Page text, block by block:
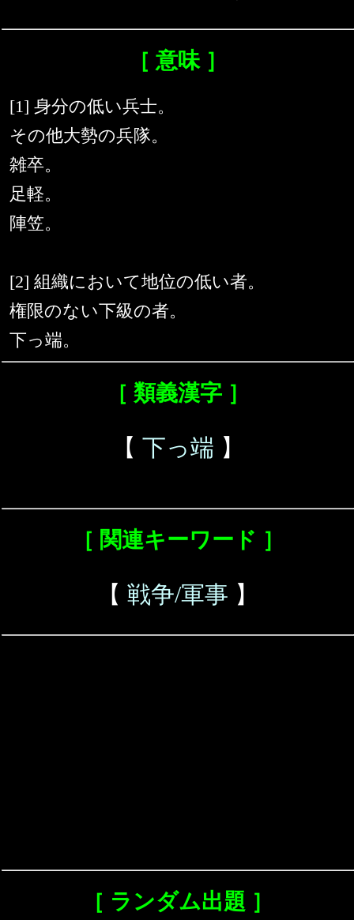
［ 意味 ］
[1] 身分の低い兵士。
その他大勢の兵隊。
雑卒。
足軽。
陣笠。
[2] 組織において地位の低い者。
権限のない下級の者。
下っ端。
［ 類義漢字 ］
【 下っ端 】
［ 関連キーワード ］
【 戦争/軍事 】
［ ランダム出題 ］